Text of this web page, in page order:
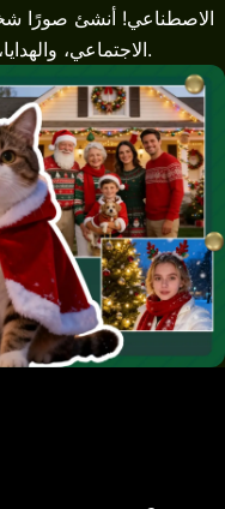
الاصطناعي! أنشئ صورًا
الاجتماعي، والهدايا، والمشاركة الموسمية المبهجة.